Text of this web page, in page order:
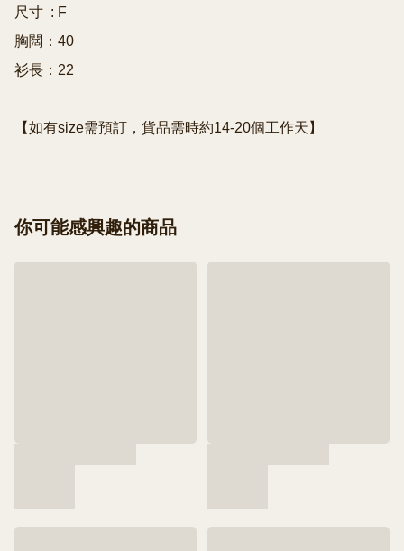
尺寸  : F
胸闊：40
衫長：22
【如有size需預訂，貨品需時約14-20個工作天】
你可能感興趣的商品